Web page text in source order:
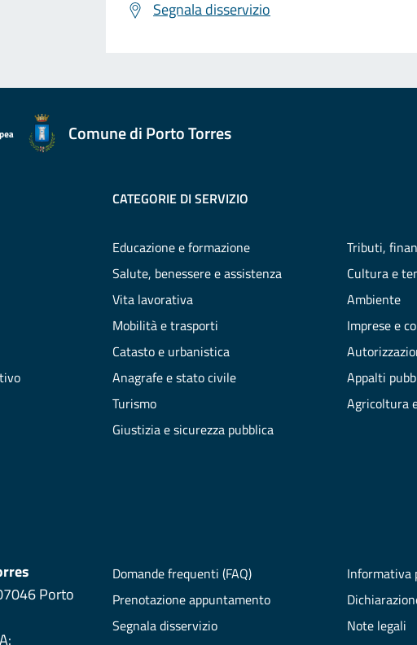
Segnala disservizio
Comune di Porto Torres
CATEGORIE DI SERVIZIO
Educazione e formazione
Salute, benessere e assistenza
Vita lavorativa
Mobilità e trasporti
Catasto e urbanistica
Anagrafe e stato civile
Turismo
Giustizia e sicurezza pubblica
Tributi,
Cultura e
Ambiente
Imprese e
Appalti
Agricoltura
Porto
Domande frequenti (FAQ)
Prenotazione appuntamento
Segnala disservizio
Informativa
Note legali